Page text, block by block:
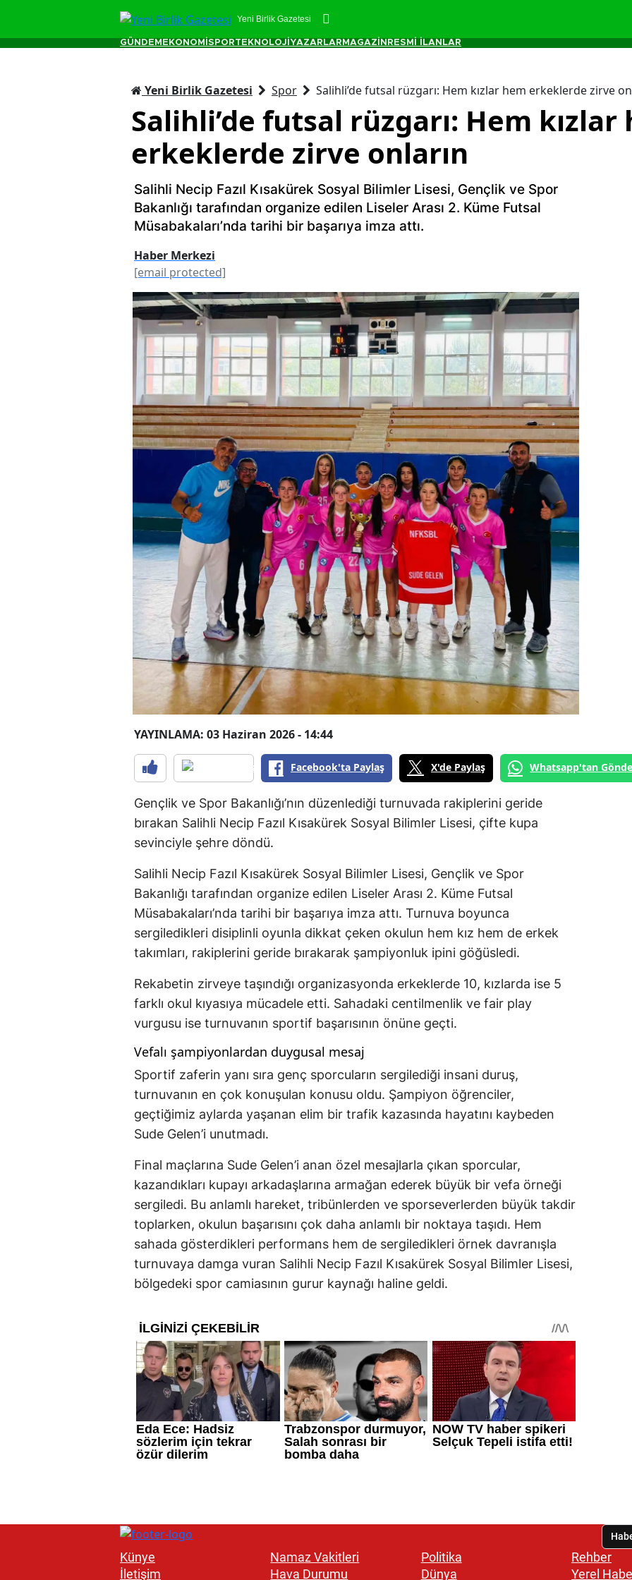
Yeni Birlik Gazetesi
GÜNDEM EKONOMİ SPORTEKNOLOJİ YAZARLAR MAGAZİN RESMİ İLANLAR
Yeni Birlik Gazetesi Spor Salihli’de futsal rüzgarı: Hem kızlar hem erkeklerde zirve
Salihli’de futsal rüzgarı: Hem kızlar
erkeklerde zirve onların
Salihli Necip Fazıl Kısakürek Sosyal Bilimler Lisesi, Gençlik ve Spor
Bakanlığı tarafından organize edilen Liseler Arası 2. Küme Futsal
Müsabakaları’nda tarihi bir başarıya imza attı.
Haber Merkezi
[email protected]
YAYINLAMA: 03 Haziran 2026 - 14:44
Facebook'ta Paylaş X'de Paylaş Whatsapp'tan
Gençlik ve Spor Bakanlığı’nın düzenlediği turnuvada rakiplerini geride
bırakan Salihli Necip Fazıl Kısakürek Sosyal Bilimler Lisesi, çifte kupa
sevinciyle şehre döndü.
Salihli Necip Fazıl Kısakürek Sosyal Bilimler Lisesi, Gençlik ve Spor
Bakanlığı tarafından organize edilen Liseler Arası 2. Küme Futsal
Müsabakaları’nda tarihi bir başarıya imza attı. Turnuva boyunca
sergiledikleri disiplinli oyunla dikkat çeken okulun hem kız hem de erkek
takımları, rakiplerini geride bırakarak şampiyonluk ipini göğüsledi.
Rekabetin zirveye taşındığı organizasyonda erkeklerde 10, kızlarda ise 5
farklı okul kıyasıya mücadele etti. Sahadaki centilmenlik ve fair play
vurgusu ise turnuvanın sportif başarısının önüne geçti.
Vefalı şampiyonlardan duygusal mesaj
Sportif zaferin yanı sıra genç sporcuların sergilediği insani duruş,
turnuvanın en çok konuşulan konusu oldu. Şampiyon öğrenciler,
geçtiğimiz aylarda yaşanan elim bir trafik kazasında hayatını kaybeden
Sude Gelen’i unutmadı.
Final maçlarına Sude Gelen’i anan özel mesajlarla çıkan sporcular,
kazandıkları kupayı arkadaşlarına armağan ederek büyük bir vefa örneği
sergiledi. Bu anlamlı hareket, tribünlerden ve sporseverlerden büyük takdir
toplarken, okulun başarısını çok daha anlamlı bir noktaya taşıdı. Hem
sahada gösterdikleri performans hem de sergiledikleri örnek davranışla
turnuvaya damga vuran Salihli Necip Fazıl Kısakürek Sosyal Bilimler Lisesi,
bölgedeki spor camiasının gurur kaynağı haline geldi.
Künye
İletişim
Namaz Vakitleri
Hava Durumu
Politika
Dünya
Rehber
Yerel